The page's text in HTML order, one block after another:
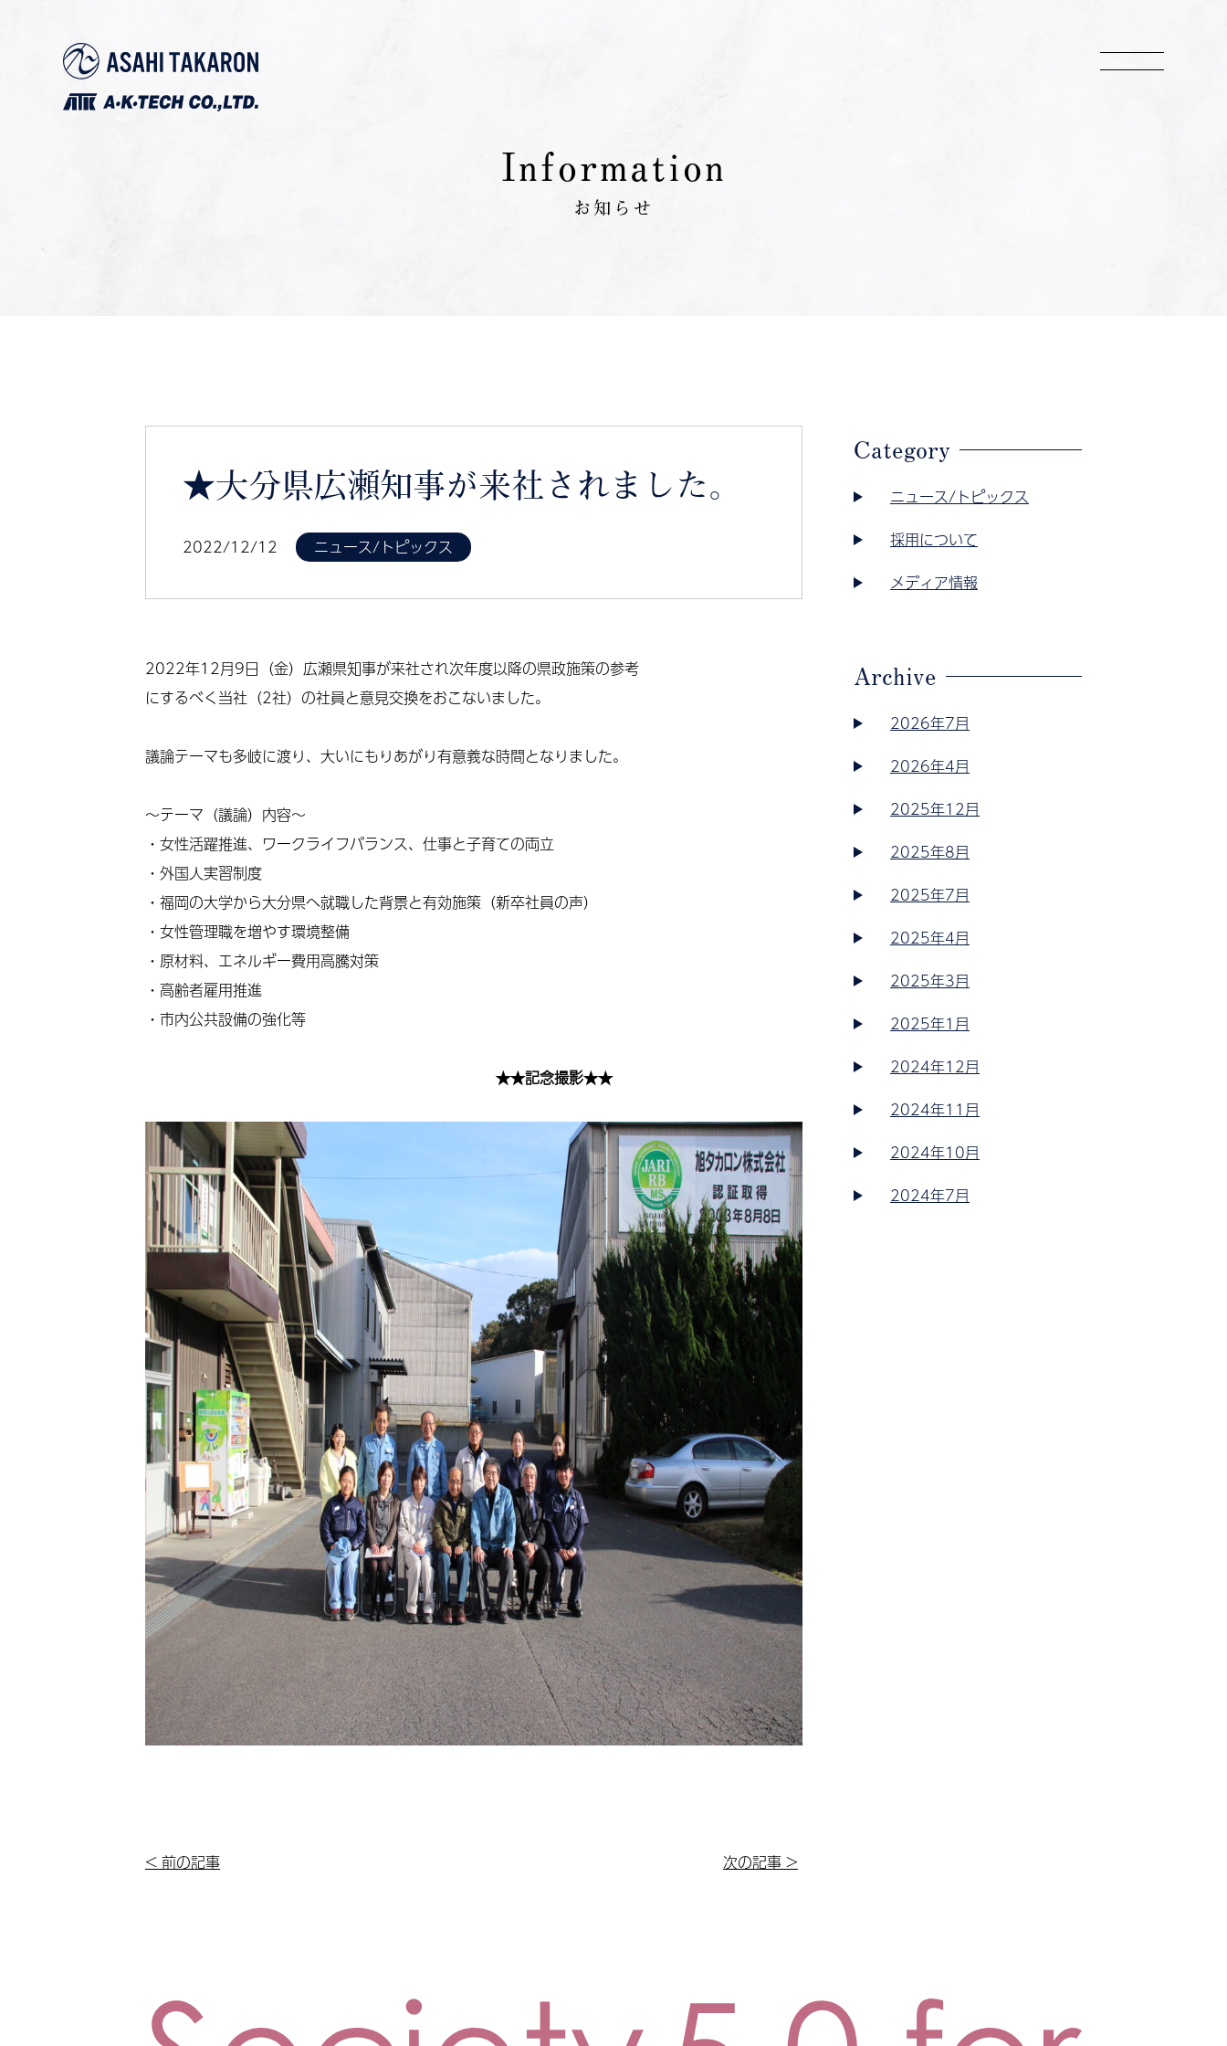
Information
お知らせ
★大分県広瀬知事が来社されました。
2022/12/12 ニュース/トピックス
2022年12月9日（金）広瀬県知事が来社され次年度以降の県政施策の参考
にするべく当社（2社）の社員と意見交換をおこないました。
議論テーマも多岐に渡り、大いにもりあがり有意義な時間となりました。
～テーマ（議論）内容～
・女性活躍推進、ワークライフバランス、仕事と子育ての両立
・外国人実習制度
・福岡の大学から大分県へ就職した背景と有効施策（新卒社員の声）
・女性管理職を増やす環境整備
・原材料、エネルギー費用高騰対策
・高齢者雇用推進
・市内公共設備の強化等
★★記念撮影★★
< 前の記事 次の記事 >
Category
ニュース/トピックス
採用について
メディア情報
Archive
2026年7月
2026年4月
2025年12月
2025年8月
2025年7月
2025年4月
2025年3月
2025年1月
2024年12月
2024年11月
2024年10月
2024年7月